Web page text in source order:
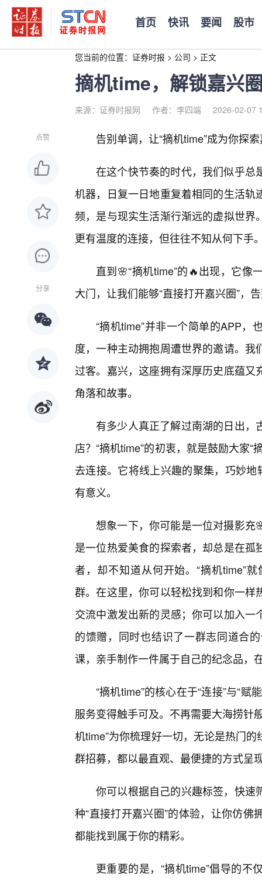
首页 快讯 要闻 股市
您当前的位置： 证券时报 > 公司 > 正文
摘机time，解锁嘉兴
来源：证券时报网 作者：李四端 2026-02-07
点赞
分享
告别单调，让“摘机time”成为你探
在这个快节奏的时代，我们似乎总
机器，日复一日地重复着相同的生活
频，是与现实生活渐行渐远的虚拟世
更有温度的连接，但往往不知从何下手
直到🌸“摘机time”的🔥出现，它
大门，让我们能够“直接打开嘉兴圈”，
“摘机time”并非一个简单的APP，
度，一种主动拥抱周遭世界的邀请。
过客。嘉兴，这座拥有深厚历史底蕴
角落和故事。
有多少人真正了解过南湖的日出
店？“摘机time”的初衷，就是鼓励大家
去连接。它将线上兴趣的聚集，巧妙
有意义。
想象一下，你可能是一位对摄影充
是一位热爱美食的探索者，却总是在
者，却不知道从何开始。“摘机time”
群。在这里，你可以轻松找到和你一
交流中激发出新的灵感；你可以加入
的馈赠，同时也结识了一群志同道合
课，亲手制作一件属于自己的纪念品，
“摘机time”的核心在于“连接”与“
服务变得触手可及。不再需要大海捞针
机time”为你梳理好一切，无论是热门
群招募，都以最直观、最便捷的方式呈
你可以根据自己的兴趣标签，快速
种“直接打开嘉兴圈”的体验，让你仿
都能找到属于你的精彩。
更重要的是，“摘机time”倡导的